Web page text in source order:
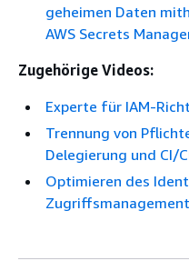
geheimen Daten
AWS Secrets
Zugehörige Videos:
Experte für IAM-
Trennung von
Delegierung und CI/
Optimieren des